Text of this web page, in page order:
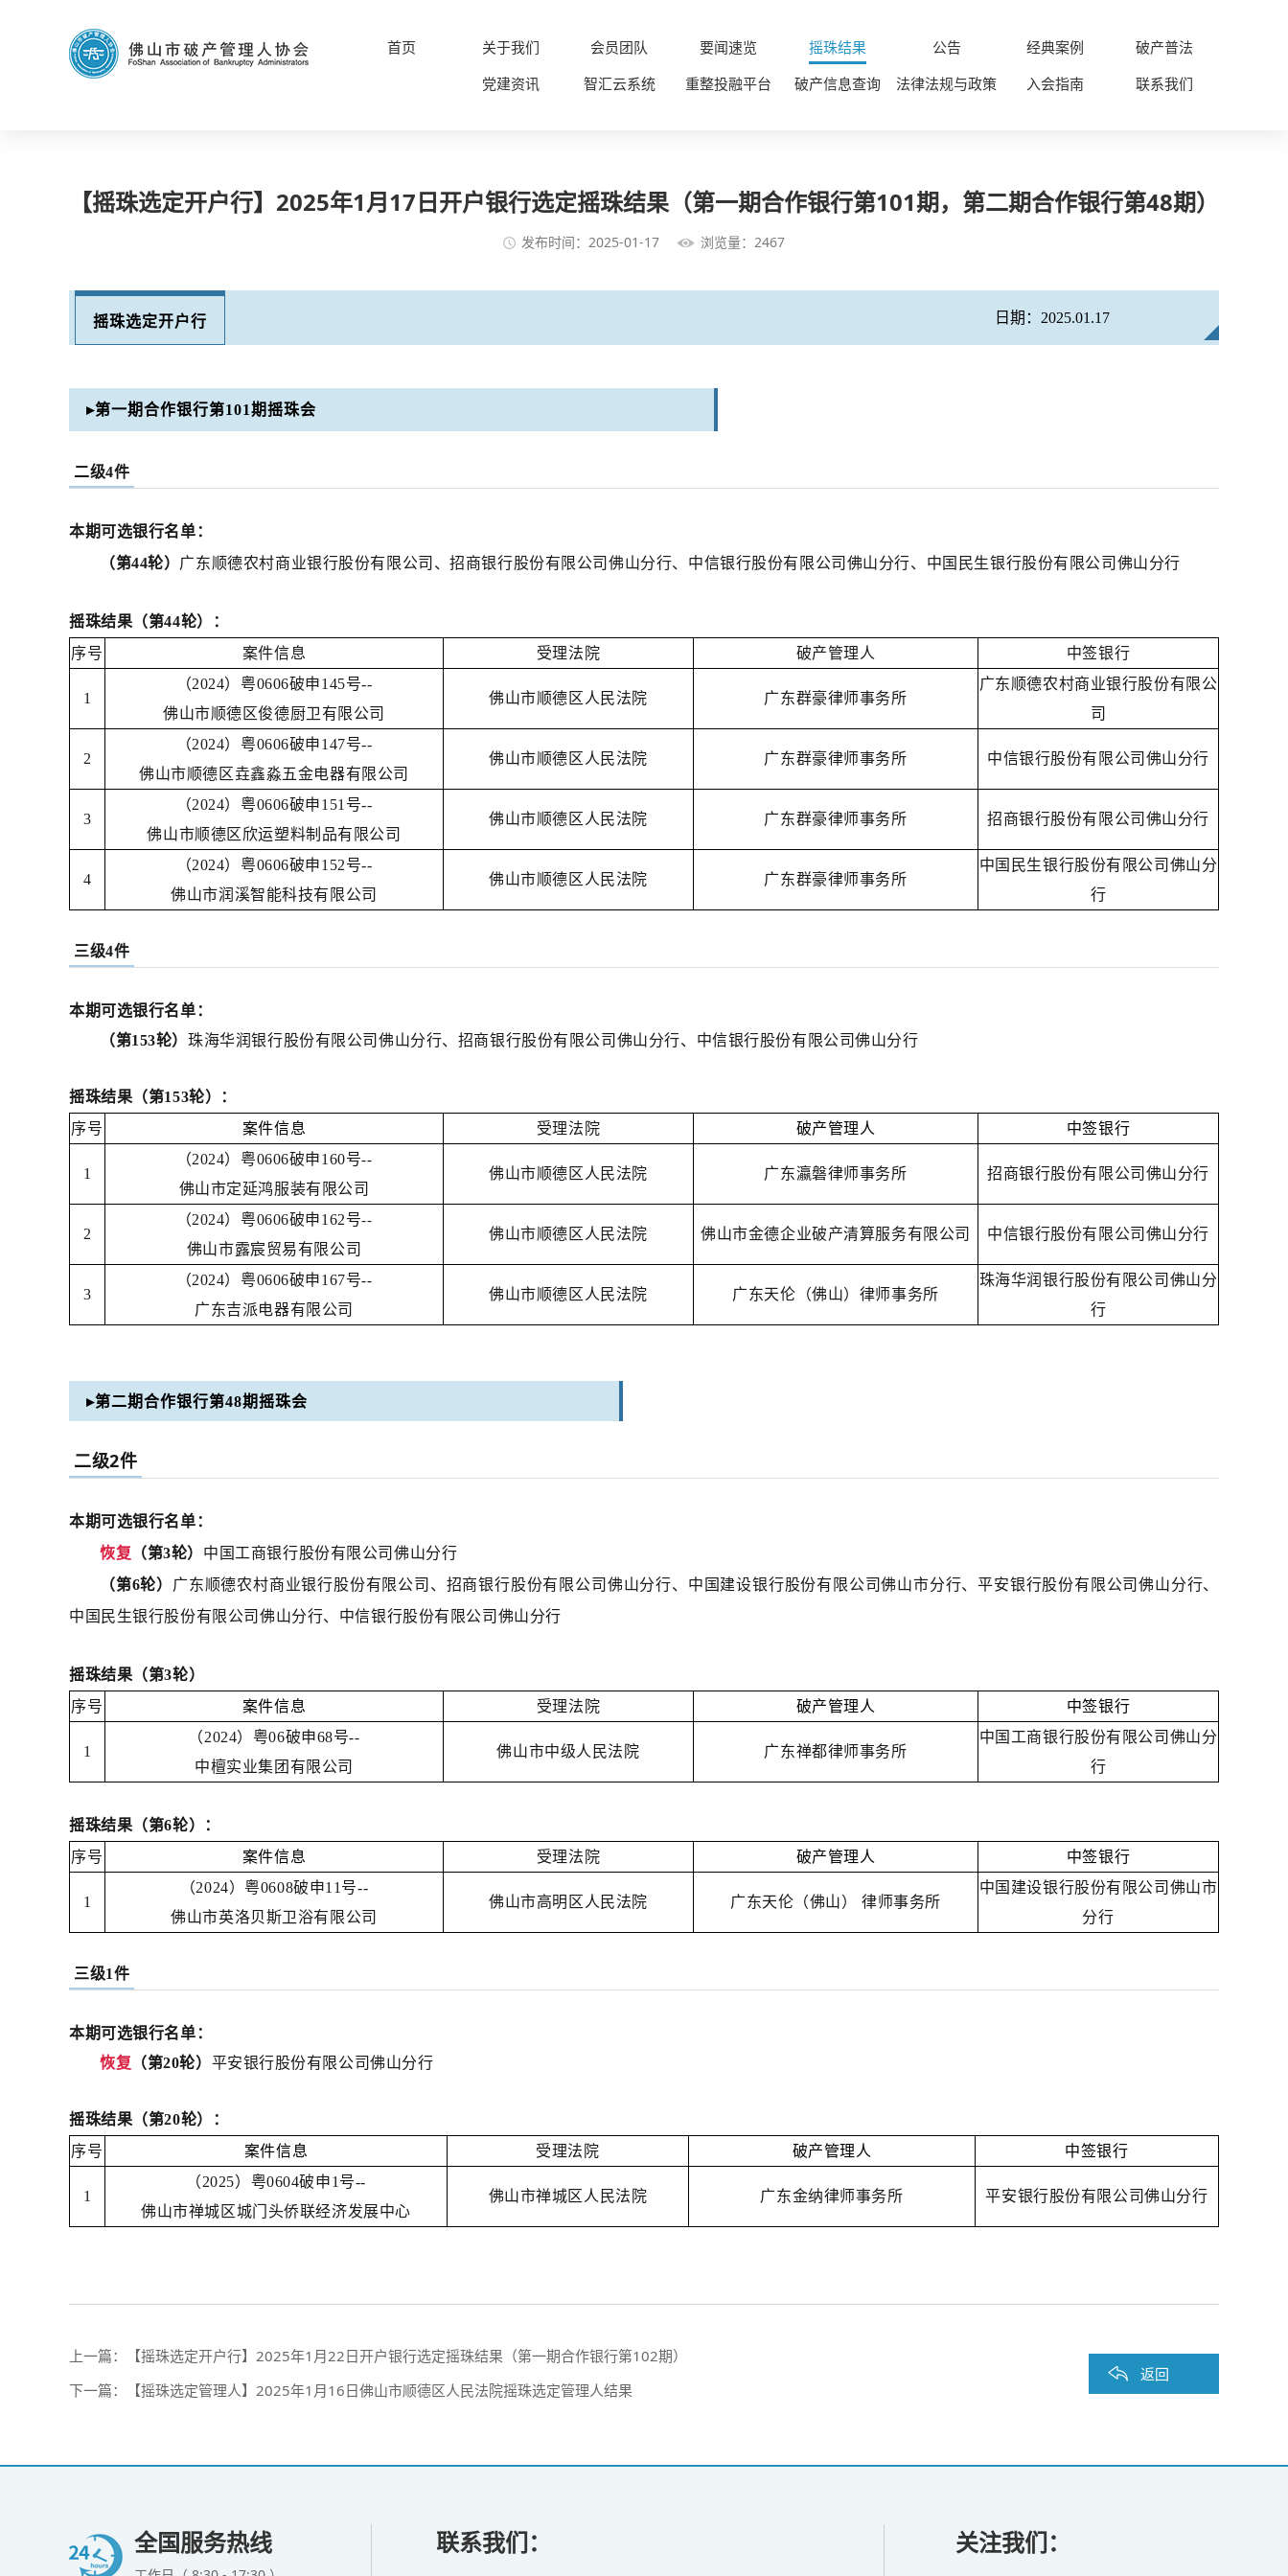
首页 关于我们 会员团队 要闻速览 摇珠结果 公告 经典案例
破产普法
党建资讯
智汇云系统 重整投融平台 破产信息查询 法律法规与政策 入会指南 联系我们
【摇珠选定开户行】2025年1月17日开户银行选定摇珠结果（第一期合作银行第101期，第二期合作银行第48期）
发布时间：2025-01-17 浏览量：2467
摇珠选定开户行 日期：2025.01.17
▸第一期合作银行第101期摇珠会
二级4件
本期可选银行名单：
（第44轮） 广东顺德农村商业银行股份有限公司 、招商银行股份有限公司佛山分行、中信银行股份有限公司佛山分行、中国民生银行股份有限公司佛山分行
摇珠结果（第44轮）：
序号
案件信息 受理法院 破产管理人 中签银行
1
（2024）粤0606破申145号--
佛山市顺德区俊德厨卫有限公司
佛山市顺德区人民法院 广东群豪律师事务所
广东顺德农村商业银行股份有限公
司
2
（2024）粤0606破申147号--
佛山市顺德区垚鑫淼五金电器有限公司
佛山市顺德区人民法院 广东群豪律师事务所 中信银行股份有限公司佛山分行
3
（2024）粤0606破申151号--
佛山市顺德区欣运塑料制品有限公司
佛山市顺德区人民法院 广东群豪律师事务所 招商银行股份有限公司佛山分行
4
（2024）粤0606破申152号--
佛山市润溪智能科技有限公司
佛山市顺德区人民法院 广东群豪律师事务所
中国民生银行股份有限公司佛山分
行
三级4件
本期可选银行名单：
（第153轮）珠海华润银行股份有限公司佛山分行、招商银行股份有限公司佛山分行、中信银行股份有限公司佛山分行
摇珠结果（第153轮）：
序号
案件信息 受理法院 破产管理人 中签银行
1
（2024）粤0606破申160号--
佛山市定延鸿服装有限公司
佛山市顺德区人民法院 广东瀛磐律师事务所 招商银行股份有限公司佛山分行
2
（2024）粤0606破申162号--
佛山市露宸贸易有限公司
佛山市顺德区人民法院 佛山市金德企业破产清算服务有限公司 中信银行股份有限公司佛山分行
3
（2024）粤0606破申167号--
广东吉派电器有限公司
佛山市顺德区人民法院 广东天伦（佛山）律师事务所
珠海华润银行股份有限公司佛山分
行
▸第二期合作银行第48期摇珠会
二级2件
本期可选银行名单：
恢复 （第3轮） 中国工商银行股份有限公司佛山分行
（第6轮） 广东顺德农村商业银行股份有限公司、招商银行股份有限公司佛山分行、中国建设银行股份有限公司佛山市分行、平安银行股份有限公司佛山分行、
中国民生银行股份有限公司佛山分行、中信银行股份有限公司佛山分行
摇珠结果（第3轮）
序号
案件信息 受理法院 破产管理人 中签银行
1
（2024）粤06破申68号--
中檀实业集团有限公司
佛山市中级人民法院 广东禅都律师事务所
中国工商银行股份有限公司佛山分
行
摇珠结果（第6轮）：
序号
案件信息 受理法院 破产管理人 中签银行
1
（2024）粤0608破申11号--
佛山市英洛贝斯卫浴有限公司
佛山市高明区人民法院 广东天伦（佛山） 律师事务所
中国建设银行股份有限公司佛山市
分行
三级1件
本期可选银行名单：
恢复 （第20轮） 平安银行股份有限公司佛山分行
摇珠结果（第20轮）：
序号
案件信息 受理法院 破产管理人 中签银行
1
（2025）粤0604破申1号--
佛山市禅城区城门头侨联经济发展中心
佛山市禅城区人民法院 广东金纳律师事务所 平安银行股份有限公司佛山分行
上一篇：
【摇珠选定开户行】2025年1月22日开户银行选定摇珠结果（第一期合作银行第102期）
下一篇：
【摇珠选定管理人】2025年1月16日佛山市顺德区人民法院摇珠选定管理人结果
返回
全国服务热线 联系我们： 关注我们：